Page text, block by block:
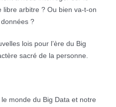
libre arbitre ? Ou bien va-t-on
?
lois pour l’ère du Big
sacré de la personne.
monde du Big Data et notre